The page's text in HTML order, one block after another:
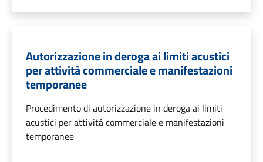
Autorizzazione in deroga ai limiti acustici
per attività commerciale e manifestazioni
temporanee
Procedimento di autorizzazione in deroga ai limiti
acustici per attività commerciale e manifestazioni
temporanee